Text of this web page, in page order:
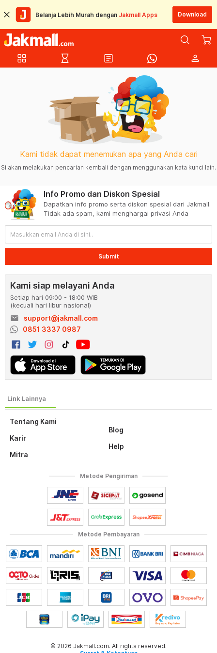
Belanja Lebih Murah dengan Jakmall Apps Download
grid_view hourglass_empty article person
Kami tidak dapat menemukan apa yang Anda cari
Silakan melakukan pencarian kembali dengan menggunakan kata kunci lain.
Tentang Kami
Karir
Mitra
Blog
Help
Info Promo dan Diskon Spesial
Dapatkan info promo serta diskon spesial dari Jakmall.
Tidak ada spam, kami menghargai privasi Anda
Submit
Kami siap melayani Anda
Setiap hari 09:00 - 18:00 WIB
(kecuali hari libur nasional)
email
support@jakmall.com
0851 3337 0987
Metode Pembayaran
Metode Pengiriman
© 2026 Jakmall.com. All rights reserved.